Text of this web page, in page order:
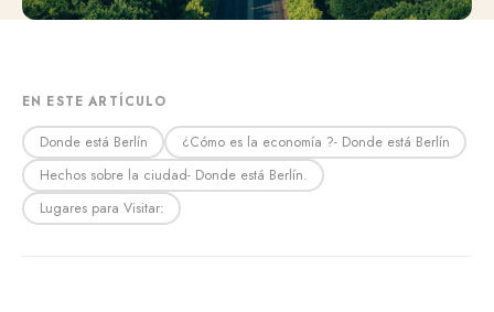
EN ESTE ARTÍCULO
Donde está Berlín
¿Cómo es la economía ?- Donde está Berlín
Hechos sobre la ciudad- Donde está Berlín.
Lugares para Visitar: